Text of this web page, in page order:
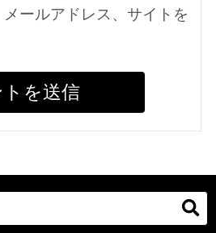
ールアドレス、サイトを